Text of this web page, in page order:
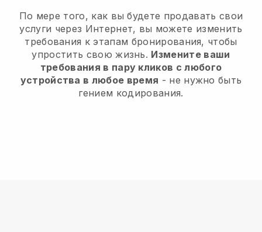
По мере того, как вы будете продавать свои
услуги через Интернет, вы можете изменить
требования к этапам бронирования, чтобы
упростить свою жизнь. Измените ваши
требования в пару кликов с любого
устройства в любое время - не нужно быть
гением кодирования.